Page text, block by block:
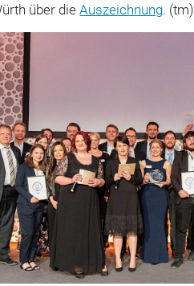
über dieAuszeichnung. (tm)